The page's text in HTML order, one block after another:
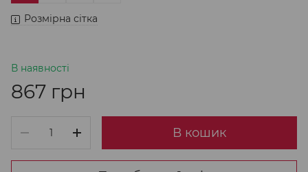
Розмірна сітка
В наявності
867 грн
В кошик